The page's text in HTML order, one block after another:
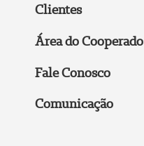
Clientes
Área do Cooperado
Fale Conosco
Comunicação